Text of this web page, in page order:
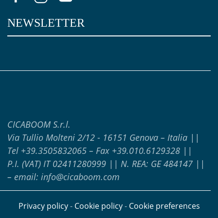
NEWSLETTER
CICABOOM S.r.l.
Via Tullio Molteni 2/12 - 16151 Genova – Italia ||
Tel +39.3505832065 – Fax +39.010.6129328 ||
P.I. (VAT) IT 02411280999 || N. REA: GE 484147 ||
– email: info@cicaboom.com
Privacy policy- Cookie policy- Cookie preferences